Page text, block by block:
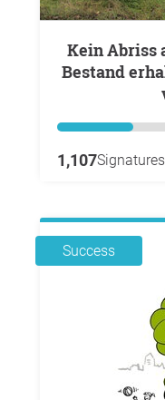
Kein Abriss am Lindenauer Hafen -
Bestand
1,107Signatures
Success